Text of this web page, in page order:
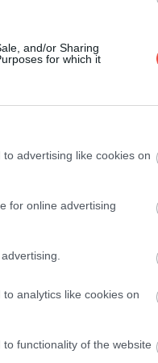
and/or Sharing
for which it
advertising like cookies on
for online advertising
analytics like cookies on
functionality of the website
helyi
Ha az augusztusi